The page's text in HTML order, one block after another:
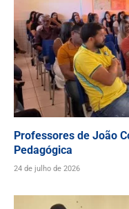
Professores de João
Pedagógica
24 de julho de 2026